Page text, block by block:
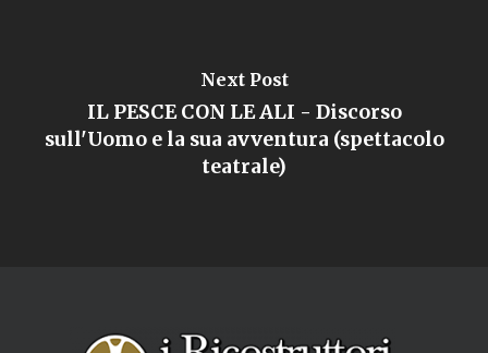
Next Post
IL PESCE CON LE ALI - Discorso
sull'Uomo e la sua avventura (spettacolo
teatrale)